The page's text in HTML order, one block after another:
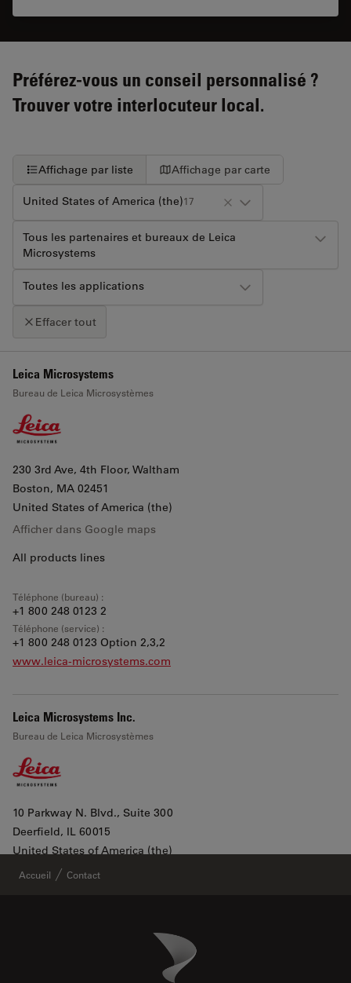
Préférez-vous un conseil personnalisé ?
Trouver votre interlocuteur local.
Affichage par liste Affichage par carte
United States of America (the)17
Tous les partenaires et bureaux de Leica
Microsystems
Toutes les applications
Effacer tout
+
−
Leaflet |©
Cliquez sur la carte pour activer le zoom avec la molette
Leica Microsystems
Bureau de Leica Microsystèmes
230 3rd Ave, 4th Floor, Waltham
Boston, MA 02451
United States of America (the)
Afficher dans Google maps
All products lines
Téléphone (bureau) :
+1 800 248 0123 2
Téléphone (service) :
+1 800 248 0123 Option 2,3,2
www.leica-microsystems.com
Leica Microsystems Inc.
Bureau de Leica Microsystèmes
10 Parkway N. Blvd., Suite 300
Deerfield, IL 60015
United States of America (the)
Afficher dans Google maps
Accueil Contact
Danaher Logo